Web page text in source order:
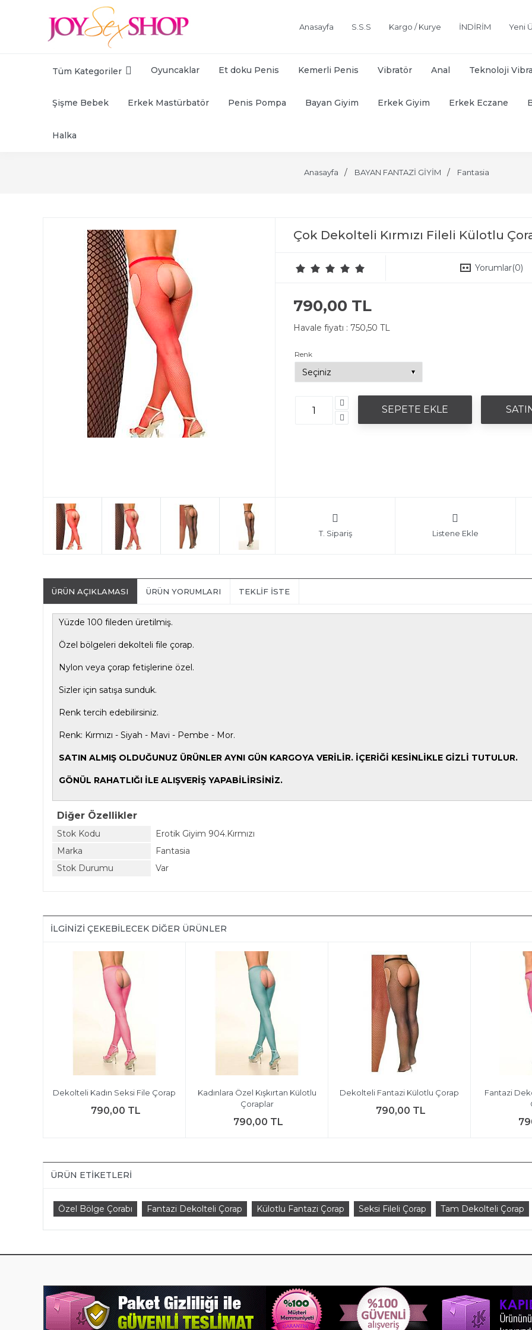
Anasayfa S.S.S Kargo / Kurye İNDİRİM Yeni
Tüm Kategoriler Oyuncaklar Et doku Penis Kemerli Penis Vibratör Anal Teknoloji
Şişme Bebek Erkek Mastürbatör Penis Pompa Bayan Giyim Erkek Giyim Erkek Eczane
Halka
Anasayfa BAYAN FANTAZİ GİYİM Fantasia
Çok Dekolteli Kırmızı Fileli Külotlu
Yorumlar(0)
790,00 TL
Havale fiyatı : 750,50 TL
Renk
T. Sipariş Listene Ekle
ÜRÜN AÇIKLAMASI ÜRÜN YORUMLARI TEKLIF İSTE
Yüzde 100 fileden üretilmiş.
Özel bölgeleri dekolteli file çorap.
Nylon veya çorap fetişlerine özel.
Sizler için satışa sunduk.
Renk tercih edebilirsiniz.
Renk: Kırmızı - Siyah - Mavi - Pembe - Mor.
SATIN ALMIŞ OLDUĞUNUZ ÜRÜNLER AYNI GÜN KARGOYA VERİLİR. İÇERİĞİ KESİNLİKLE GİZLİ TUTULUR.
GÖNÜL RAHATLIĞI İLE ALIŞVERİŞ YAPABİLİRSİNİZ.
Diğer Özellikler
Stok Kodu
Erotik Giyim 904.Kırmızı
Marka
Fantasia
Stok Durumu
Var
İLGINIZI ÇEKEBILECEK DIĞER ÜRÜNLER
Dekolteli Kadın Seksi File Çorap
790,00 TL
Kadınlara Özel Kışkırtan Külotlu
Çoraplar
790,00 TL
Dekolteli Fantazi Külotlu Çorap
790,00 TL
Fantazi
ÜRÜN ETIKETLERI
Özel Bölge Çorabı Fantazi Dekolteli Çorap Külotlu Fantazi Çorap Seksi Fileli Çorap Tam Dekolteli Çorap